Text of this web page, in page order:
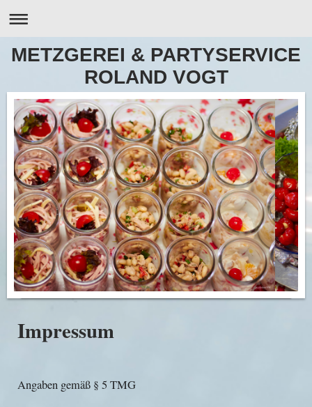
METZGEREI & PARTYSERVICE
ROLAND VOGT
Impressum
Angaben gemäß § 5 TMG